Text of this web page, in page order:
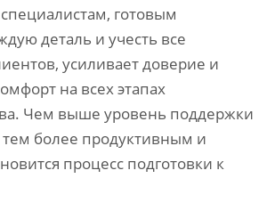
готовым
деталь и учесть все
усиливает доверие и
на всех этапах
Чем выше уровень поддержки
тем более продуктивным и
процесс подготовки к